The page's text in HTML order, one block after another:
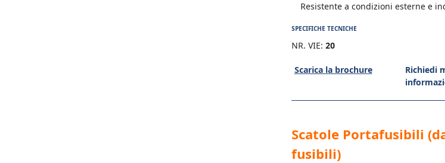
Resistente a condizioni esterne e
SPECIFICHE TECNICHE
NR. VIE: 20
Scarica la brochure
Richiedi
Scatole Portafusibili
fusibili)